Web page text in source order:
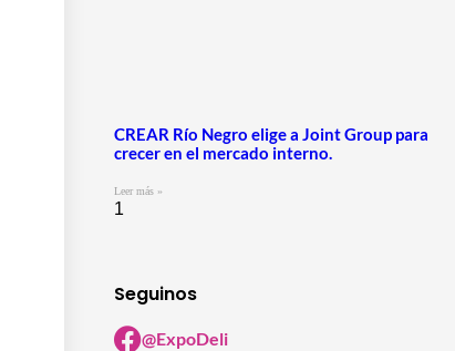
CREAR Río Negro elige a Joint Group para
crecer en el mercado interno.
Leer más »
Seguinos
@ExpoDeli